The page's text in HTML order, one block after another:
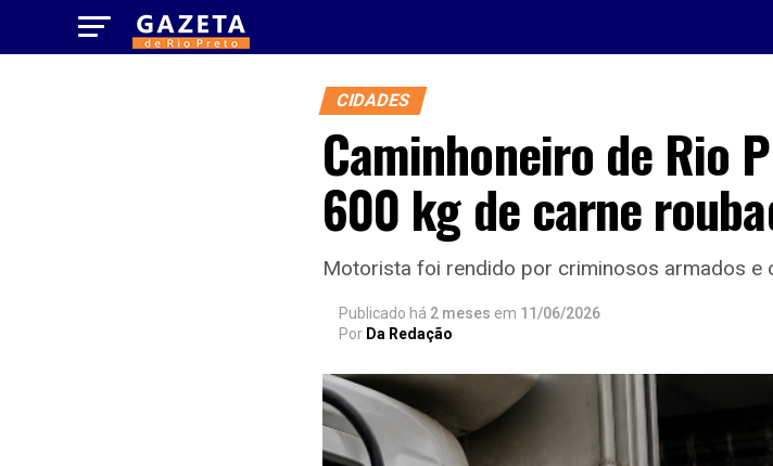
CIDADES
Caminhoneiro de Rio
600 kg de carne
Motorista foi rendido por criminosos armados e
Publicado há 2 meses em 11/06/2026
Por Da Redação